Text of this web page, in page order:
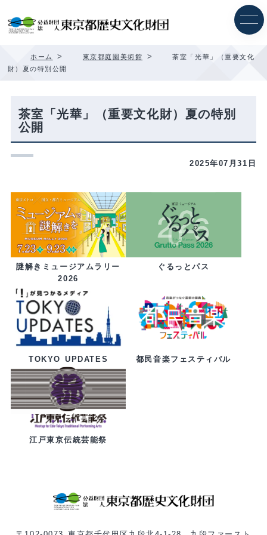
ッ
ホーム > 東京都庭園美術館 >
茶室「光華」（重要文化
財）夏の特別公開
茶室「光華」（重要文化財）夏の特別
公開
2025年07月31日
謎解きミュージアムラリー
2026
ぐるっとパス
TOKYO UPDATES 都民音楽フェスティバル
江戸東京伝統芸能祭